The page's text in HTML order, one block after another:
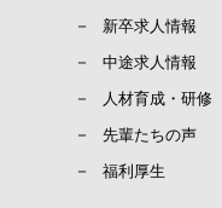
新卒求人情報
中途求人情報
人材育成・研修
先輩たちの声
福利厚生